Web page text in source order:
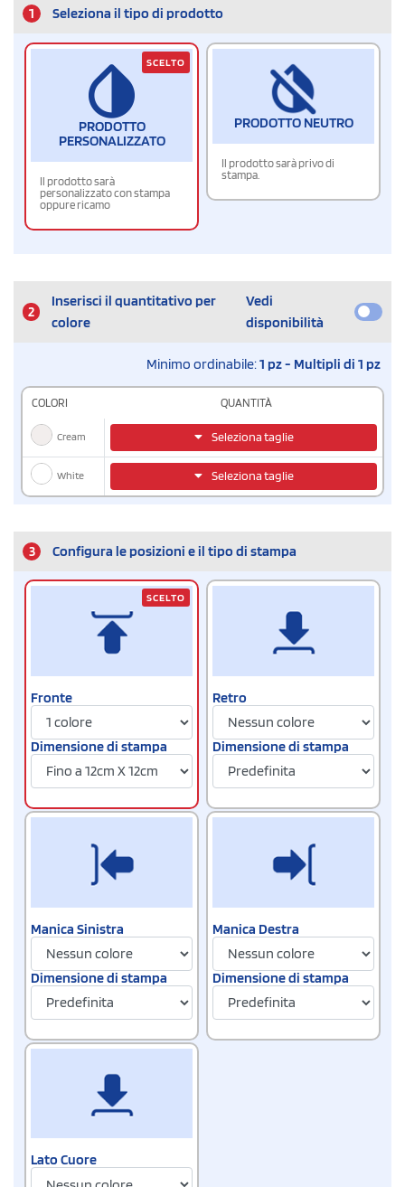
1 Seleziona il tipo di prodotto
PRODOTTO
PERSONALIZZATO
Il prodotto sarà
personalizzato con stampa
oppure ricamo
SCELTO
PRODOTTO NEUTRO
Il prodotto sarà privo di
stampa.
2
Inserisci il quantitativo per
colore
Vedi
disponibilità
Minimo ordinabile:1 pz - Multipli di 1 pz
COLORI QUANTITÀ
Cream Seleziona taglie
White Seleziona taglie
3 Configura le posizioni e il tipo di stampa
Fronte
Dimensione di stampa
SCELTO
Retro
Dimensione di stampa
Manica Sinistra
Dimensione di stampa
Manica Destra
Dimensione di stampa
Lato Cuore